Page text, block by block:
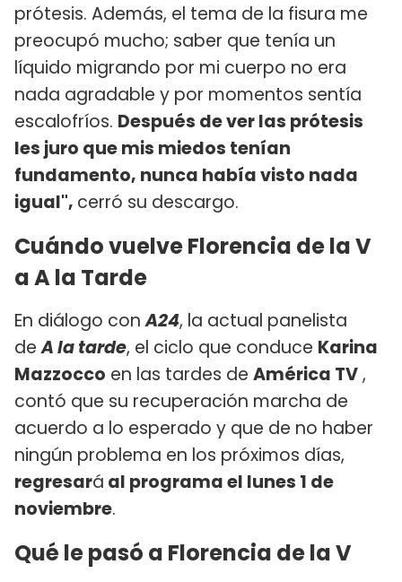
prótesis. Además, el tema de la fisura me
preocupó mucho; saber que tenía un
líquido migrando por mi cuerpo no era
nada agradable y por momentos sentía
escalofríos. Después de ver las prótesis
les juro que mis miedos tenían
fundamento, nunca había visto nada
igual", cerró su descargo.
Cuándo vuelve Florencia de la V
a A la Tarde
En diálogo conA24, la actual panelista
deA la tarde, el ciclo que conduce Karina
Mazzocco en las tardes de América TV,
contó que su recuperación marcha de
acuerdo a lo esperado y que de no haber
ningún problema en los próximos días,
regresará al programa el lunes 1 de
noviembre.
Qué le pasó a Florencia de la V